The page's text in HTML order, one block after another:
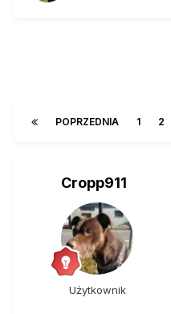
POPRZEDNIA 1 2
Cropp911
Użytkownik